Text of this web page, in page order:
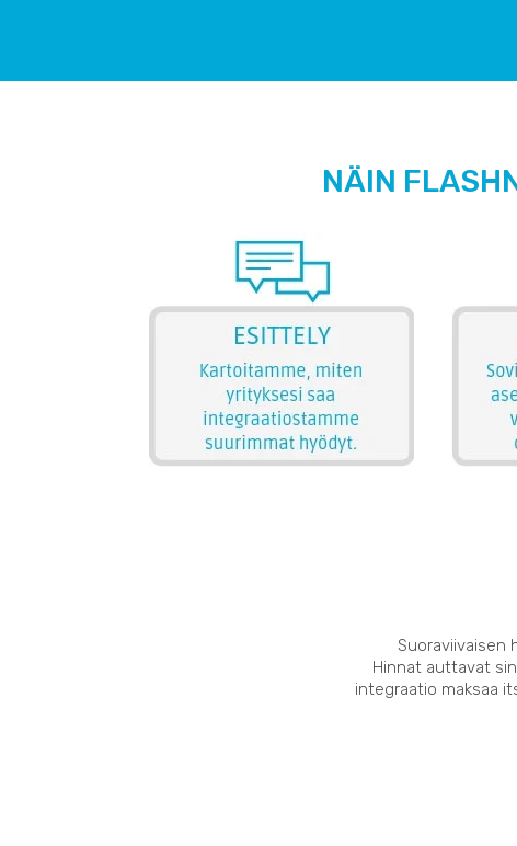
NÄIN
Suoraviivaisen
Hinnat auttavat
integraatio maksaa